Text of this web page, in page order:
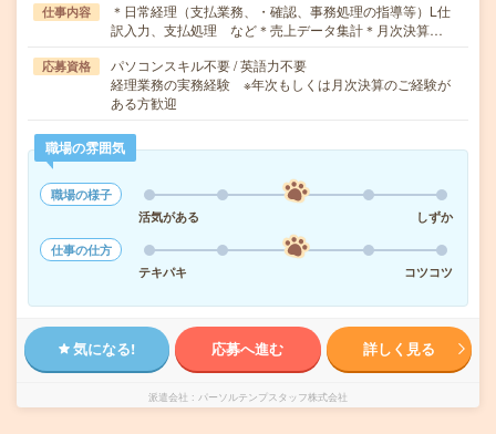
仕事内容
＊日常経理（支払業務、・確認、事務処理の指導等）L仕
訳入力、支払処理 など＊売上データ集計＊月次決算…
応募資格
パソコンスキル不要 / 英語力不要
経理業務の実務経験 ※年次もしくは月次決算のご経験が
ある方歓迎
職場の雰囲気
職場の様子
活気がある
しずか
仕事の仕方
テキパキ
コツコツ
気になる! 応募へ進む 詳しく見る
派遣会社 パーソルテンプスタッフ株式会社